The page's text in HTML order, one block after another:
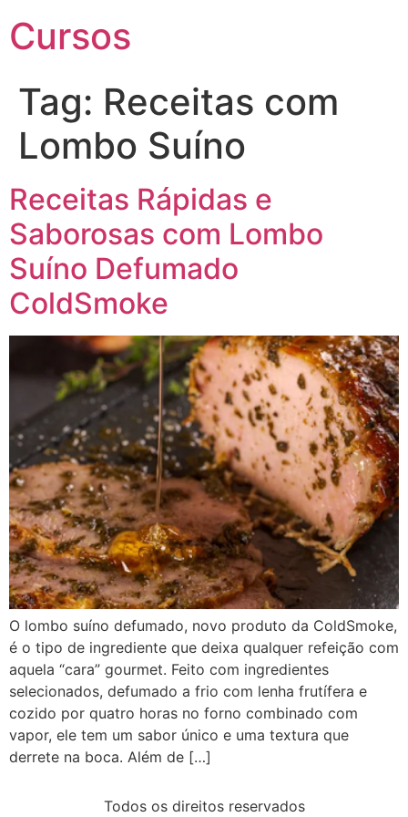
Cursos
Tag: Receitas com
Lombo Suíno
Receitas Rápidas e
Saborosas com Lombo
Suíno Defumado
ColdSmoke
O lombo suíno defumado, novo produto da ColdSmoke,
é o tipo de ingrediente que deixa qualquer refeição com
aquela “cara” gourmet. Feito com ingredientes
selecionados, defumado a frio com lenha frutífera e
cozido por quatro horas no forno combinado com
vapor, ele tem um sabor único e uma textura que
derrete na boca. Além de […]
Todos os direitos reservados